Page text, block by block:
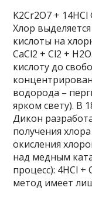
K2Cr2O7 +
Хлор
кислоты на
CaCl2 + Cl2 +
кислоту до
водорода –
ярком свету). В
Дикон
получения
окисления
над медным
процесс): 4HCl +
метод имеет